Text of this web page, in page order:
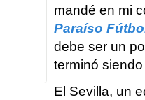
mandé en mi
Paraíso
debe ser un
terminó
El Sevilla, un